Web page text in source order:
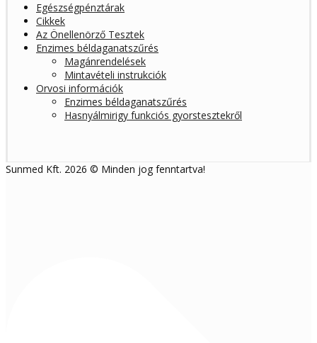
Egészségpénztárak
Cikkek
Az Önellenörző Tesztek
Enzimes béldaganatszűrés
Magánrendelések
Mintavételi instrukciók
Orvosi információk
Enzimes béldaganatszűrés
Hasnyálmirigy funkciós gyorstesztekről
Sunmed Kft. 2026 © Minden jog fenntartva!